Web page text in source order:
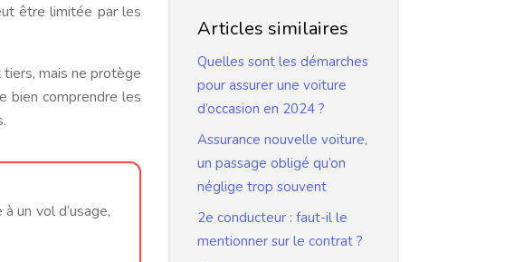
être limitée par les
mais ne protège
bien comprendre les
un vol d’usage,
Articles similaires
Quelles sont les démarches
pour assurer une voiture
d’occasion en 2024 ?
Assurance nouvelle voiture,
un passage obligé qu’on
néglige trop souvent
2e conducteur : faut-il le
mentionner sur le contrat ?